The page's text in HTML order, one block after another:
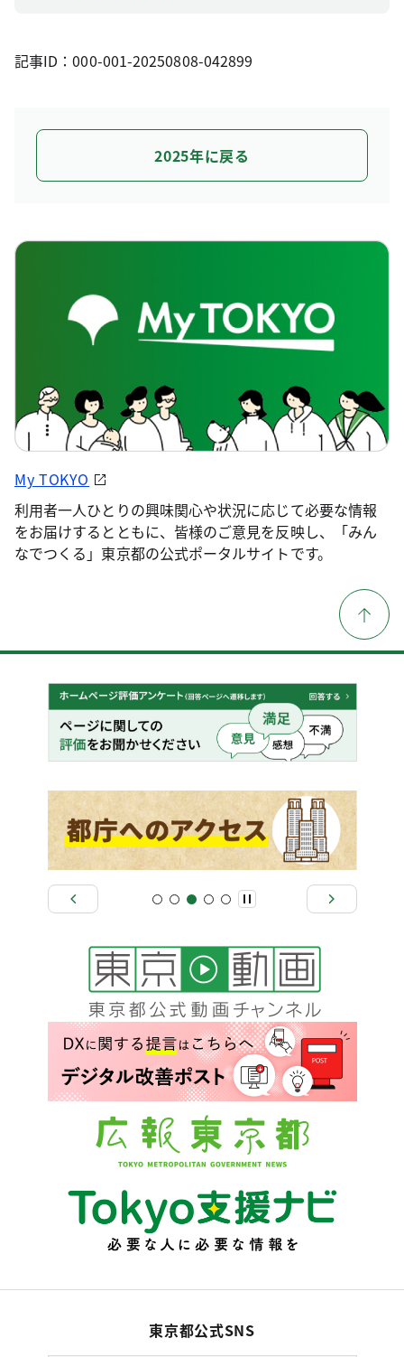
記事ID：000-001-20250808-042899
2025年に戻る
My TOKYO
利用者一人ひとりの興味関心や状況に応じて必要な情報
をお届けするとともに、皆様のご意見を反映し、「みん
なでつくる」東京都の公式ポータルサイトです。
東京都公式SNS